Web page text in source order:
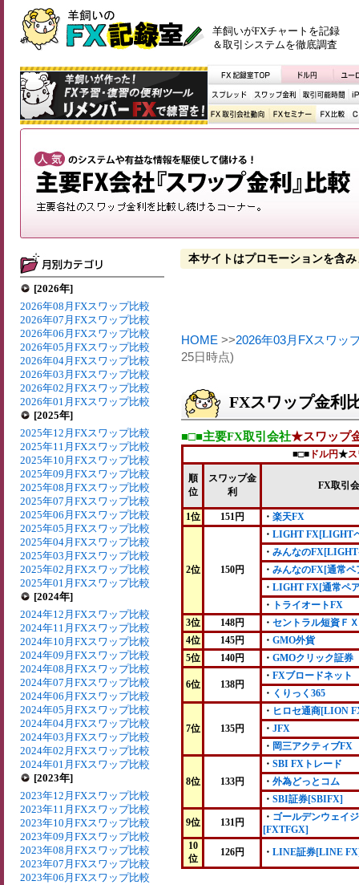
羊飼いがFXチャートを記録
＆取引システムを徹底調査
[2026年]
2026年08月FXスワップ比較
2026年07月FXスワップ比較
2026年06月FXスワップ比較
2026年05月FXスワップ比較
2026年04月FXスワップ比較
2026年03月FXスワップ比較
2026年02月FXスワップ比較
2026年01月FXスワップ比較
[2025年]
2025年12月FXスワップ比較
2025年11月FXスワップ比較
2025年10月FXスワップ比較
2025年09月FXスワップ比較
2025年08月FXスワップ比較
2025年07月FXスワップ比較
2025年06月FXスワップ比較
2025年05月FXスワップ比較
2025年04月FXスワップ比較
2025年03月FXスワップ比較
2025年02月FXスワップ比較
2025年01月FXスワップ比較
[2024年]
2024年12月FXスワップ比較
2024年11月FXスワップ比較
2024年10月FXスワップ比較
2024年09月FXスワップ比較
2024年08月FXスワップ比較
2024年07月FXスワップ比較
2024年06月FXスワップ比較
2024年05月FXスワップ比較
2024年04月FXスワップ比較
2024年03月FXスワップ比較
2024年02月FXスワップ比較
2024年01月FXスワップ比較
[2023年]
2023年12月FXスワップ比較
2023年11月FXスワップ比較
2023年10月FXスワップ比較
2023年09月FXスワップ比較
2023年08月FXスワップ比較
2023年07月FXスワップ比較
2023年06月FXスワップ比較
本サイトはプロモーションを含み
HOME >>2026年03月FXスワッ
25日時点)
FXスワップ金利
■□■主要FX取引会社★スワップ
■□■ ドル円★
順
位
スワップ金
利
FX取引
1位 151円 ・ 楽天FX
2位 150円
・ LIGHT FX[LIGHT
・ みんなの
・ みんなのFX[通常ペ
・ LIGHT FX[通常ペ
・
トライオートFX
3位
148円 ・ セントラル短資ＦＸ
4位
145円 ・ GMO外貨
5位
140円 ・ GMOクリック証券
6位 138円
・ FXブロードネット
・ くりっく365
7位 135円
・ ヒロセ通商[LION
・ JFX
・ 岡三アクティブFX
8位 133円
・ SBI FXトレード
・ 外為どっとコム
・ SBI証券[SBIFX]
9位 131円 ・ ゴールデンウェイ
[FXTFGX]
10
位
126円 ・ LINE証券[LINE